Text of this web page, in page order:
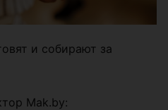
и собирают за
Mak.by: